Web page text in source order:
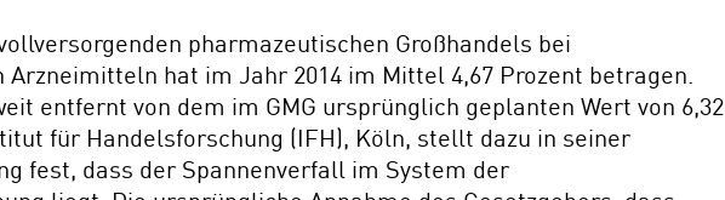
pharmazeutischen Großhandels bei
hat im Jahr 2014 im Mittel 4,67 Prozent betragen.
entfernt von dem im GMG ursprünglich geplanten Wert von 6,32
für Handelsforschung (IFH), Köln, stellt dazu in seiner
fest, dass der Spannenverfall im System der